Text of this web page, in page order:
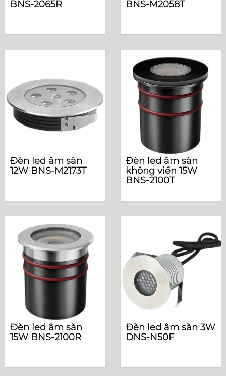
BNS-2065R BNS-M2058T
Đèn led âm sàn
12W BNS-M2173T
Đèn led âm sàn
không viền 15W
BNS-2100T
Đèn led âm sàn
15W BNS-2100R
Đèn led âm sàn 3W
DNS-N50F